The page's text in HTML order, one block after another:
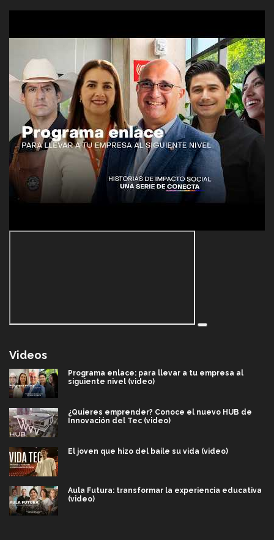
Videos
Programa enlace: para llevar a tu empresa al
siguiente nivel (video)
¿Quieres emprender? Conoce el nuevo HUB de
Innovación del Tec (video)
El joven que hizo del baile su vida (video)
Aula Futura: transformar la experiencia educativa
(video)